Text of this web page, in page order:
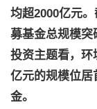
均超2000亿元
募基金总规模突
投资主题看，环
亿元的规模位居
金。